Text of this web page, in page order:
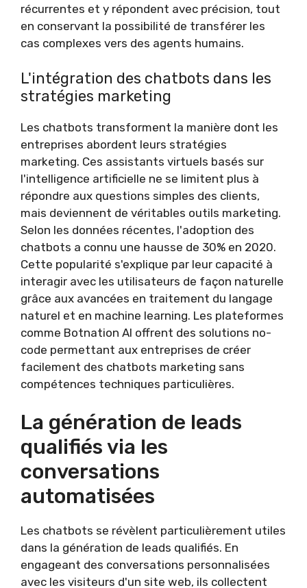
récurrentes et y répondent avec précision, tout
en conservant la possibilité de transférer les
cas complexes vers des agents humains.
L'intégration des chatbots dans les
stratégies marketing
Les chatbots transforment la manière dont les
entreprises abordent leurs stratégies
marketing. Ces assistants virtuels basés sur
l'intelligence artificielle ne se limitent plus à
répondre aux questions simples des clients,
mais deviennent de véritables outils marketing.
Selon les données récentes, l'adoption des
chatbots a connu une hausse de 30% en 2020.
Cette popularité s'explique par leur capacité à
interagir avec les utilisateurs de façon naturelle
grâce aux avancées en traitement du langage
naturel et en machine learning. Les plateformes
comme Botnation AI offrent des solutions no-
code permettant aux entreprises de créer
facilement des chatbots marketing sans
compétences techniques particulières.
La génération de leads
qualifiés via les
conversations
automatisées
Les chatbots se révèlent particulièrement utiles
dans la génération de leads qualifiés. En
engageant des conversations personnalisées
avec les visiteurs d'un site web, ils collectent